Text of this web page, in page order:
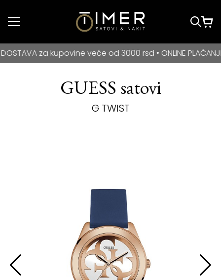
Idi do glavnog
BESPLATNA DOSTAVA za kupovine veće od 3000 rsd •
za kupovine veće od 3000 rsd • ONLINE PLAĆANJE NA
GUESS satovi
G TWIST